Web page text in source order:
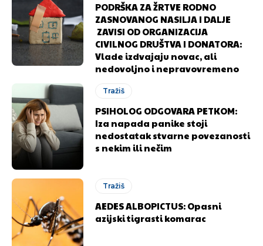
PODRŠKA ZA ŽRTVE RODNO
ZASNOVANOG NASILJA I DALJE
ZAVISI OD ORGANIZACIJA
CIVILNOG DRUŠTVA I DONATORA:
Vlade izdvajaju novac, ali
nedovoljno i nepravovremeno
Tražiš
PSIHOLOG ODGOVARA PETKOM:
Iza napada panike stoji
nedostatak stvarne povezanosti
s nekim ili nečim
Tražiš
AEDES ALBOPICTUS: Opasni
azijski tigrasti komarac